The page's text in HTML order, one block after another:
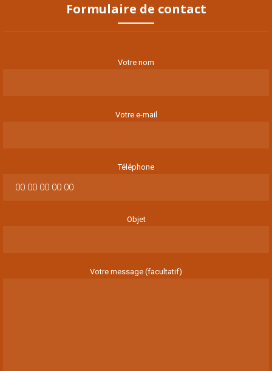
Formulaire de contact
Votre nom
Votre e-mail
Téléphone
Objet
Votre message (facultatif)